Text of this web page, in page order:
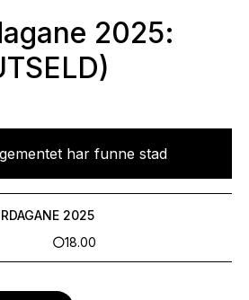
2025:
har funne stad
2025
18.00